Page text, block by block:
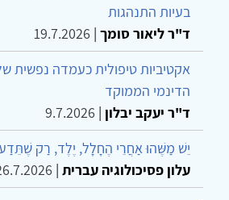
בעיות התנהגות
ד"ר ליאור סומך |
19.7.2026
אקטיביות טיפולית כעמדה נפשית
הדינמי הממוקד
ד"ר יעקב יבלון |
9.7.2026
יֵשׁ מַשֶּׁהוּ אַחֲרֵי הֶחָלָל, יֶלֶד, רַק
עלון פסיכולוגיה עברית |